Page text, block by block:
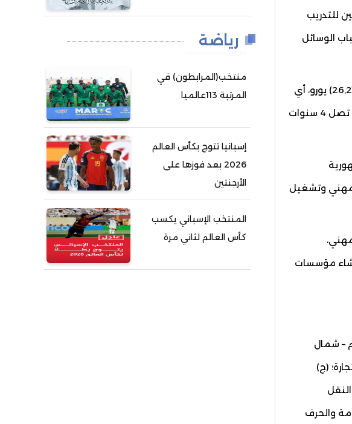
للتدريب
الوسائل
ويبلغ تمويل البنك الإسلامي للتنمية الحالي ستة وعشرين مليون ومائتين وعشرة آلاف (26,210,000) يورو، أي
ما يعادل حوالي 1 128 600 000 أوقية جديدة، يسدد على مدى 20 سنة من ضمنها فترة سماح تصل 4 سنوات
21 مايو 2025 بين الجمهورية
وتشغيل
المهني 2023 - 2030، من خلال إنشاء مؤسسات
– شمال
(ج)
والحرف
رياضة
منتخب(المرابطون) في
المرتبة 113عالميا
إسبانيا تتوج بكأس العالم
2026 بعد فوزها على
الأرجنتين
المنتخب الإسباني يكسب
كأس العالم لثاني مرة